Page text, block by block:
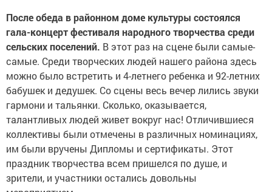
После обеда в районном доме культуры состоялся
гала-концерт фестиваля народного творчества среди
сельских поселений. В этот раз на сцене были самые-
самые. Среди творческих людей нашего района здесь
можно было встретить и 4-летнего ребенка и 92-летних
бабушек и дедушек. Со сцены весь вечер лились звуки
гармони и тальянки. Сколько, оказывается,
талантливых людей живет вокруг нас! Отличившиеся
коллективы были отмечены в различных номинациях,
им были вручены Дипломы и сертификаты. Этот
праздник творчества всем пришелся по душе, и
зрители, и участники остались довольны